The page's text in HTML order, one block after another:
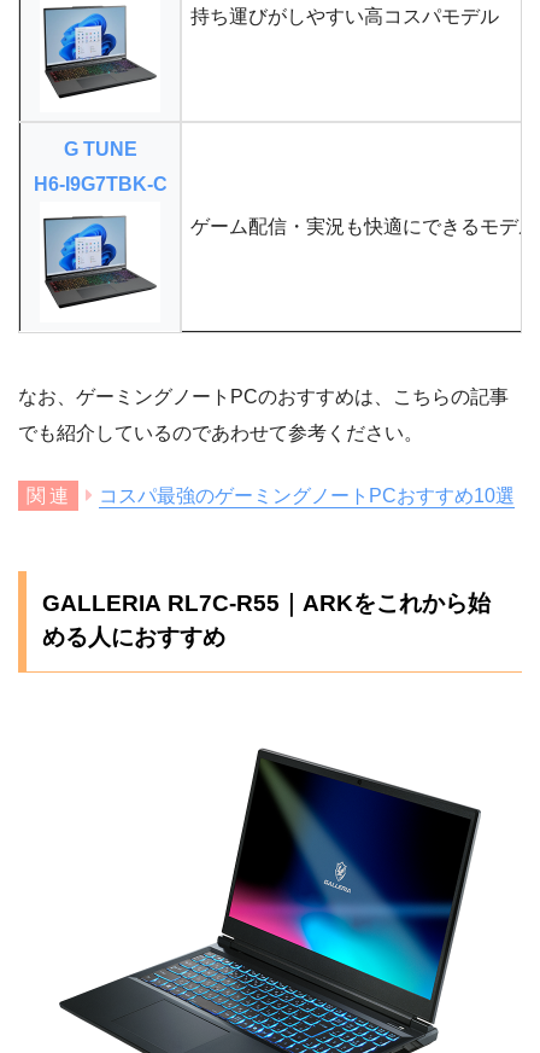
持ち運びがしやすい高コスパモデル
G TUNE
H6-I9G7TBK-C
ゲーム配信・実況も快適にできるモデル
なお、ゲーミングノートPCのおすすめは、こちらの記事
でも紹介しているのであわせて参考ください。
コスパ最強のゲーミングノートPCおすすめ10選
GALLERIA RL7C-R55｜ARKをこれから始
める人におすすめ